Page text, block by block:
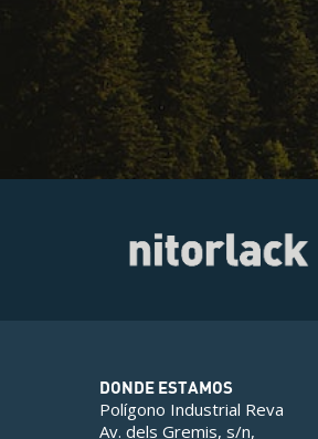
DONDE ESTAMOS
Polígono Industrial Reva
Av. dels Gremis, s/n,